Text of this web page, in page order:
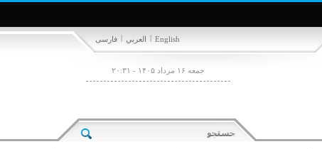
فارسی | العربي | English
جمعه ۱۶ مرداد ۱۴۰۵ - ۲۰:۳۱